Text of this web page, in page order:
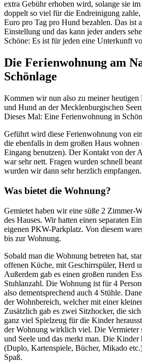
extra Gebühr erhoben wird, solange sie
doppelt so viel für die Endreinigung
Euro pro Tag pro Hund bezahlen. Das ist
Einstellung und das kann jeder anders
Schöne: Es ist für jeden eine Unterkunft
Die Ferienwohnung am
Schönlage
Kommen wir nun also zu meiner
und Hund an der Mecklenburgischen
Dieses Mal: Eine Ferienwohnung in
Geführt wird diese Ferienwohnung von
die ebenfalls in dem großen Haus wohnen
Eingang benutzen). Der Kontakt von der
war sehr nett. Fragen wurden schnell
wurden wir dann sehr herzlich empfangen.
Was bietet die Wohnung?
Gemietet haben wir eine süße 2 Zimmer-
des Hauses. Wir hatten einen separaten
eigenen PKW-Parkplatz. Von diesem
bis zur Wohnung.
Sobald man die Wohnung betreten hat,
offenen Küche, mit Geschirrspüler, Herd
Außerdem gab es einen großen runden
Stuhlanzahl. Die Wohnung ist für 4
also dementsprechend auch 4 Stühle.
der Wohnbereich, welcher mit einer
Zusätzlich gab es zwei Sitzhocker, die
ganz viel Spielzeug für die Kinder
der Wohnung wirklich viel. Die Vermieter
und Seele und das merkt man. Die Kinder
(Duplo, Kartenspiele, Bücher, Mikado
Spaß.